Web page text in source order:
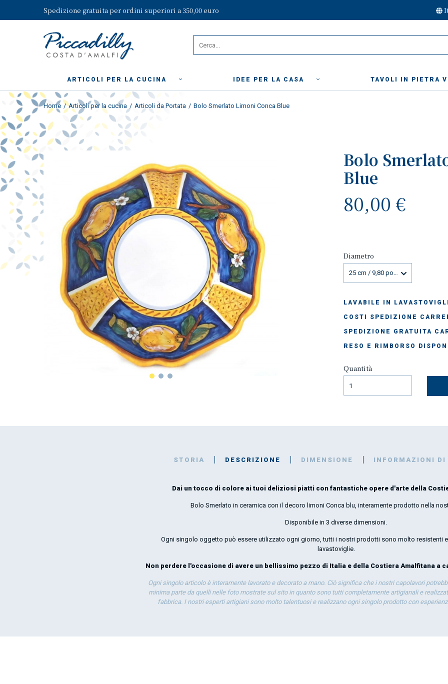
Spedizione gratuita per ordini superiori a 350,00 euro
ARTICOLI PER LA CUCINA IDEE PER LA CASA TAVOLI IN PIETRA
Home Articoli per la cucina Articoli da Portata Bolo Smerlato Limoni Conca Blue
Bolo
Blue
80,00 €
Diametro
25 cm / 9,80 pollici
LAVABILE IN
COSTI SPEDIZIONE
SPEDIZIONE GRATUITA
RESO E RIMBORSO
Quantità
STORIA DESCRIZIONE DIMENSIONE INFORMAZIONI DI
Dai un tocco di colore ai tuoi deliziosi piatti con fantastiche opere d'arte della
Bolo Smerlato in ceramica con il decoro limoni Conca blu, interamente prodotto nella
Disponibile in 3 diverse dimensioni.
Ogni singolo oggetto può essere utilizzato ogni giorno, tutti i nostri prodotti sono molto resistenti
lavastoviglie.
Non perdere l'occasione di avere un bellissimo pezzo di Italia e della Costiera Amalfitana a
Ogni singolo articolo è interamente lavorato e decorato a mano. Ciò significa che i nostri capolavori
minima parte da quelli nelle foto mostrate sul sito in quanto sono tutti completamente artigianali e
fabbrica. I nostri esperti artigiani sono molto talentuosi e realizzano ogni singolo prodotto con